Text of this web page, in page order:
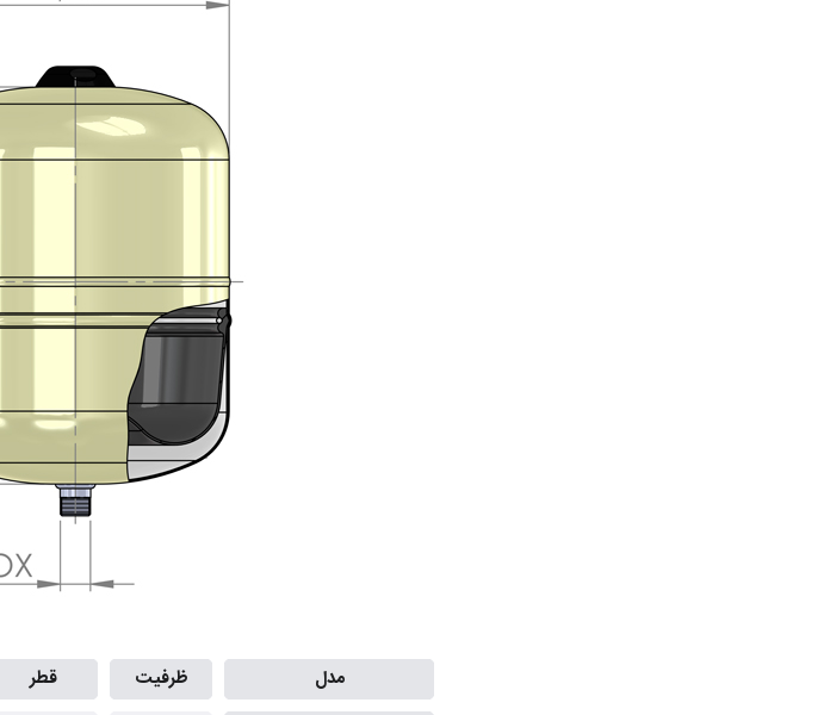
مدل ظرفیت قطر